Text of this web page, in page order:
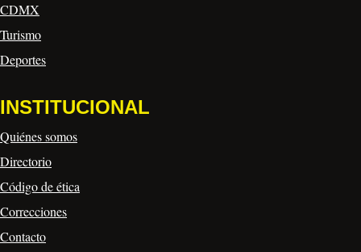
CDMX
Turismo
Deportes
INSTITUCIONAL
Quiénes somos
Directorio
Código de ética
Correcciones
Contacto